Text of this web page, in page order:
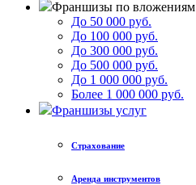
Франшизы по вложениям
До 50 000 руб.
До 100 000 руб.
До 300 000 руб.
До 500 000 руб.
До 1 000 000 руб.
Более 1 000 000 руб.
Франшизы услуг
Страхование
Аренда инструментов